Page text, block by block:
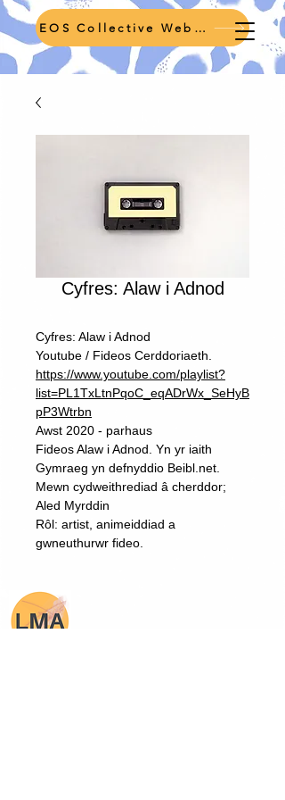
EOS Collective Webpage
Cyfres: Alaw i Adnod
Cyfres: Alaw i Adnod
Youtube / Fideos Cerddoriaeth.
https://www.youtube.com/playlist?
list=PL1TxLtnPqoC_eqADrWx_SeHyB
pP3Wtrbn
Awst 2020 - parhaus
Fideos Alaw i Adnod. Yn yr iaith
Gymraeg yn defnyddio Beibl.net.
Mewn cydweithrediad â cherddor;
Aled Myrddin
Rôl: artist, animeiddiad a
gwneuthurwr fideo.